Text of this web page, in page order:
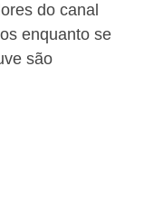
do canal
enquanto se
são